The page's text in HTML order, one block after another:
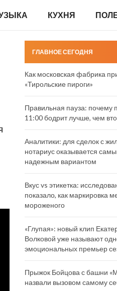
КУХНЯ
ГЛАВНОЕ СЕГОДНЯ
Как московская фабрика
«Тирольские пироги»
Правильная пауза: почему
11:00 бодрит лучше, чем
Аналитики: для сделок с
нотариус оказывается
надежным вариантом
Вкус vs этикетка:
показало, как маркировка
мороженого
«Глупая»: новый клип
Волковой уже называют
эмоциональных премьер
Прыжок Бойцова с башни
назвали вызовом самому